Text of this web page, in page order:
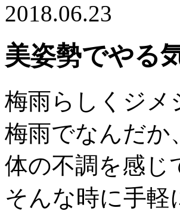
2018.06.23
美姿勢でやる
梅雨らしくジメ
梅雨でなんだか
体の不調を感じ
そんな時に手軽